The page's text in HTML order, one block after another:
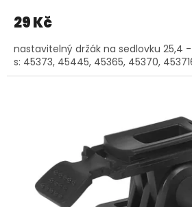
29 Kč
nastavitelný držák na sedlovku 25,4
s: 45373, 45445, 45365, 45370,